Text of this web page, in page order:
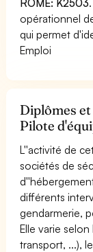
opérationnel
qui permet
Emploi
Diplômes
Pilote
L''activité de
sociétés de
différents
gendarmerie,
Elle varie
transport, ...),